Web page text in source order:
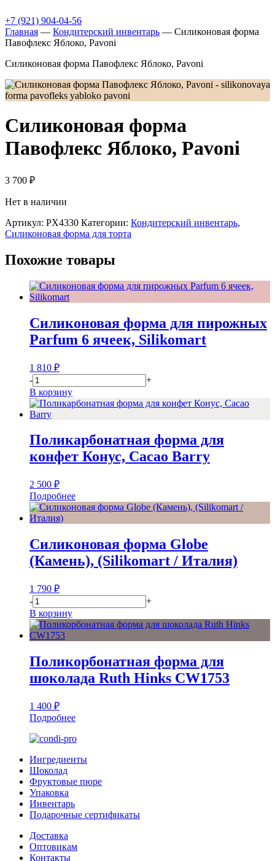
+7 (921) 904-04-56
Главная — Кондитерский инвентарь — Силиконовая форма
Павофлекс Яблоко, Pavoni
Силиконовая форма Павофлекс Яблоко, Pavoni
Силиконовая форма
Павофлекс Яблоко, Pavoni
3 700 ₽
Нет в наличии
Артикул: PX4330 Категории: Кондитерский инвентарь,
Силиконовая форма для торта
Похожие товары
Силиконовая форма для пирожных
Parfum 6 ячеек, Silikomart
1 810 ₽
-
+
В корзину
Поликарбонатная форма для
конфет Конус, Cacao Barry
2 500 ₽
Подробнее
Силиконовая форма Globe
(Камень), (Silikomart / Италия)
1 790 ₽
-
+
В корзину
Поликорбонатная форма для
шоколада Ruth Hinks CW1753
1 400 ₽
Подробнее
Ингредиенты
Шоколад
Фруктовые пюре
Упаковка
Инвентарь
Подарочные сертификаты
Доставка
Оптовикам
Контакты